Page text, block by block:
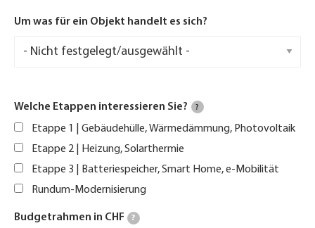
Um was für ein Objekt handelt es sich?
Welche Etappen interessieren Sie? ?
Etappe 1 | Gebäudehülle, Wärmedämmung, Photovoltaik
Etappe 2 | Heizung, Solarthermie
Etappe 3 | Batteriespeicher, Smart Home, e-Mobilität
Rundum-Modernisierung
Budgetrahmen in CHF ?